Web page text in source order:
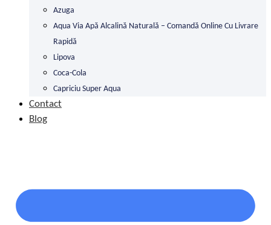
Azuga
Aqua Via Apă Alcalină Naturală – Comandă Online Cu Livrare
Rapidă
Lipova
Coca-Cola
Capriciu Super Aqua
Contact
Blog